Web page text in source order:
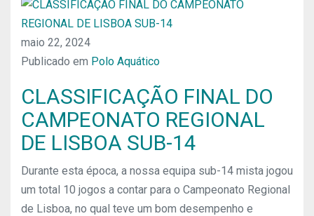
maio 22, 2024
Publicado em Polo Aquático
CLASSIFICAÇÃO FINAL DO
CAMPEONATO REGIONAL
DE LISBOA SUB-14
Durante esta época, a nossa equipa sub-14 mista jogou
um total 10 jogos a contar para o Campeonato Regional
de Lisboa, no qual teve um bom desempenho e